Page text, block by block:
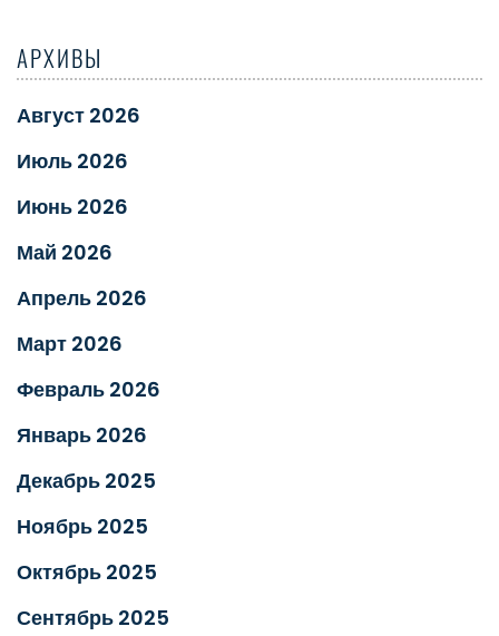
АРХИВЫ
Август 2026
Июль 2026
Июнь 2026
Май 2026
Апрель 2026
Март 2026
Февраль 2026
Январь 2026
Декабрь 2025
Ноябрь 2025
Октябрь 2025
Сентябрь 2025